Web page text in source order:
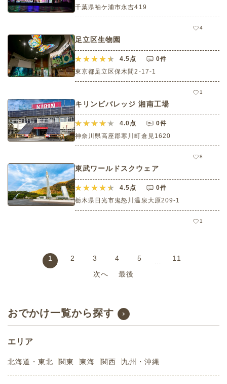
千葉県袖ケ浦市永吉419
4
足立区生物園
4.5点
0件
東京都足立区保木間2-17-1
1
キリンビバレッジ 湘南工場
4.0点
0件
神奈川県高座郡寒川町倉見1620
8
東武ワールドスクウェア
4.5点
0件
栃木県日光市鬼怒川温泉大原209-1
1
1 2 3 4 5
11
次へ
最後
おでかけ一覧から探す
エリア
北海道・東北 関東 東海 関西 九州・沖縄